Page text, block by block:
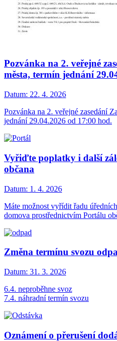
Pozvánka na 2. veřejné
města, termín jednání
Datum: 22. 4. 2026
Pozvánka na 2. veřejné zasedání
jednání 29.04.2026 od 17:00 hod.
Vyřiďte poplatky i další
občana
Datum: 1. 4. 2026
Máte možnost vyřídit řadu
domova prostřednictvím Portálu
Změna termínu svozu
Datum: 31. 3. 2026
6.4. neproběhne svoz
7.4. náhradní termín svozu
Oznámení o přerušení